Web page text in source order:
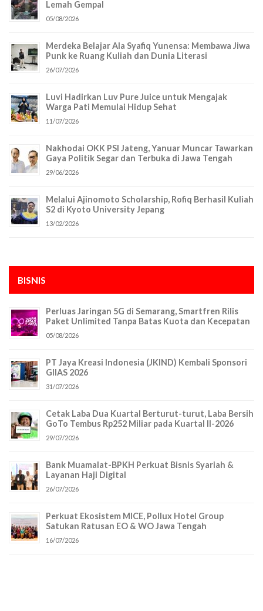
Lemah Gempal
05/08/2026
Merdeka Belajar Ala Syafiq Yunensa: Membawa Jiwa
Punk ke Ruang Kuliah dan Dunia Literasi
26/07/2026
Luvi Hadirkan Luv Pure Juice untuk Mengajak
Warga Pati Memulai Hidup Sehat
11/07/2026
Nakhodai OKK PSI Jateng, Yanuar Muncar Tawarkan
Gaya Politik Segar dan Terbuka di Jawa Tengah
29/06/2026
Melalui Ajinomoto Scholarship, Rofiq Berhasil Kuliah
S2 di Kyoto University Jepang
13/02/2026
BISNIS
Perluas Jaringan 5G di Semarang, Smartfren Rilis
Paket Unlimited Tanpa Batas Kuota dan Kecepatan
05/08/2026
PT Jaya Kreasi Indonesia (JKIND) Kembali Sponsori
GIIAS 2026
31/07/2026
Cetak Laba Dua Kuartal Berturut-turut, Laba Bersih
GoTo Tembus Rp252 Miliar pada Kuartal II-2026
29/07/2026
Bank Muamalat-BPKH Perkuat Bisnis Syariah &
Layanan Haji Digital
26/07/2026
Perkuat Ekosistem MICE, Pollux Hotel Group
Satukan Ratusan EO & WO Jawa Tengah
16/07/2026